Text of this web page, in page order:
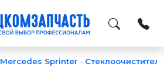
Mercedes Sprinter - Стеклоочиститель